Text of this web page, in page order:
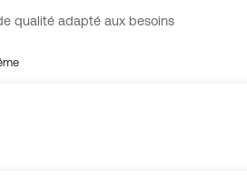
qualité adapté aux besoins